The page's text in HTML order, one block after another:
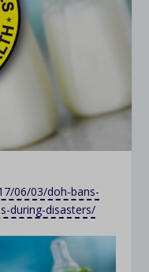
06/03/doh-bans-
during-disasters/